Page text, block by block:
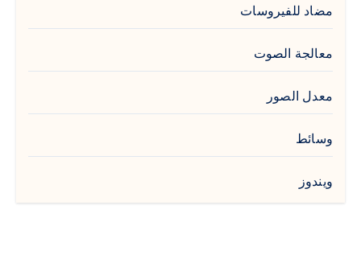
مضاد للفيروسات
معالجة الصوت
معدل الصور
وسائط
ويندوز